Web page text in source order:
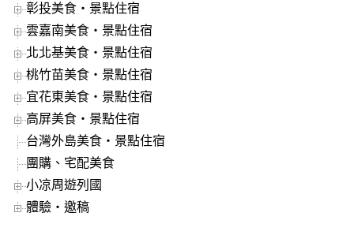
彰投美食‧景點住宿
雲嘉南美食‧景點住宿
北北基美食‧景點住宿
桃竹苗美食‧景點住宿
宜花東美食‧景點住宿
高屏美食‧景點住宿
台灣外島美食‧景點住宿
團購、宅配美食
小凉周遊列國
體驗‧邀稿